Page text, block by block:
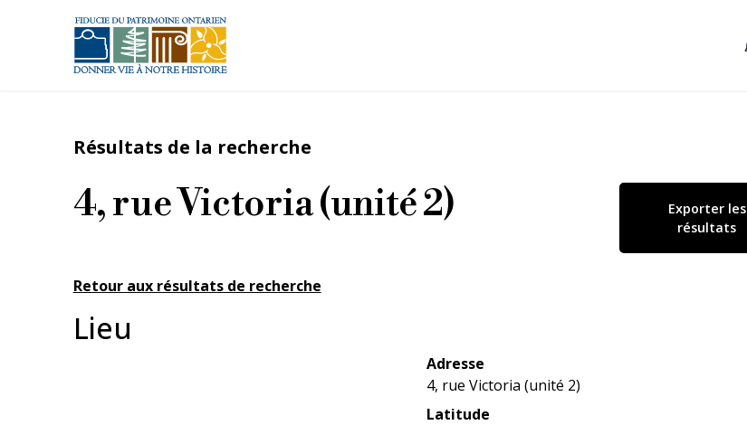
Résultats de la recherche
4, rue Victoria (unité 2)
Exporter les
résultats
Retour aux résultats de recherche
Lieu
Adresse
4, rue Victoria (unité 2)
Latitude